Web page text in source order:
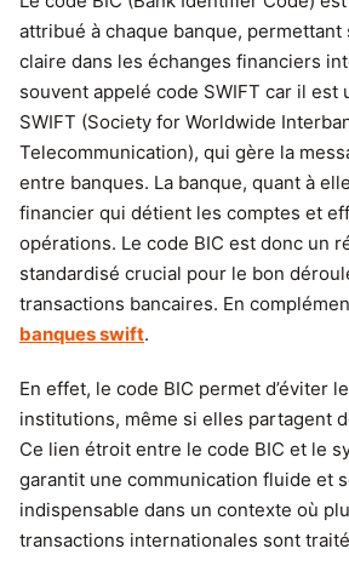
attribué à chaque banque,
claire dans les échanges financiers
souvent appelé code SWIFT car il est
SWIFT (Society for Worldwide
Telecommunication), qui gère la
entre banques. La banque, quant à
financier qui détient les comptes et
opérations. Le code BIC est donc un
standardisé crucial pour le bon
transactions bancaires. En
banques swift.
En effet, le code BIC permet d’éviter
institutions, même si elles partagent
Ce lien étroit entre le code BIC et le
garantit une communication fluide et
indispensable dans un contexte où
transactions internationales sont